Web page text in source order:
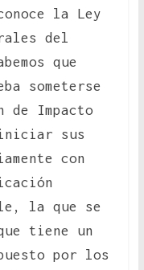
la Ley
del
que
someterse
de Impacto
iniciar sus
con
la que se
tiene un
por los